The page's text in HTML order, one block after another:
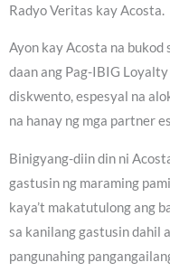
Radyo Veritas kay Acosta.
Ayon kay Acosta na bukod
daan ang Pag-IBIG
diskwento, espesyal na
na hanay ng mga partner
Binigyang-diin din ni
gastusin ng maraming
kaya’t makatutulong ang
sa kanilang gastusin dahil
pangunahing